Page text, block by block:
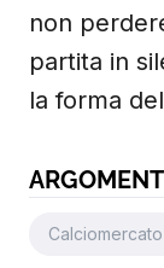
non
partita in
la forma
Calciomercato